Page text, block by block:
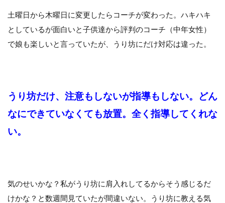
土曜日から木曜日に変更したらコーチが変わった。ハキハキ
としているが面白いと子供達から評判のコーチ（中年女性）
で娘も楽しいと言っていたが、うり坊にだけ対応は違った。
うり坊だけ、注意もしないが指導もしない。どん
なにできていなくても放置。全く指導してくれな
い。
気のせいかな？私がうり坊に肩入れしてるからそう感じるだ
けかな？と数週間見ていたが間違いない。うり坊に教える気